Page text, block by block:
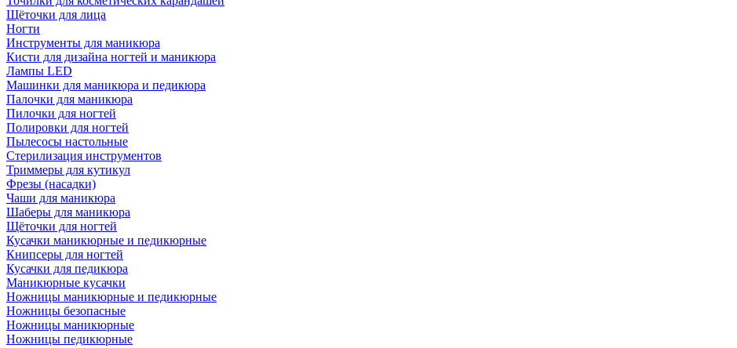
Щёточки для лица
Ногти
Инструменты для маникюра
Кисти для дизайна ногтей и маникюра
Лампы LED
Машинки для маникюра и педикюра
Палочки для маникюра
Пилочки для ногтей
Полировки для ногтей
Пылесосы настольные
Стерилизация инструментов
Триммеры для кутикул
Фрезы (насадки)
Чаши для маникюра
Шаберы для маникюра
Щёточки для ногтей
Кусачки маникюрные и педикюрные
Книпсеры для ногтей
Кусачки для педикюра
Маникюрные кусачки
Ножницы маникюрные и педикюрные
Ножницы безопасные
Ножницы маникюрные
Ножницы педикюрные